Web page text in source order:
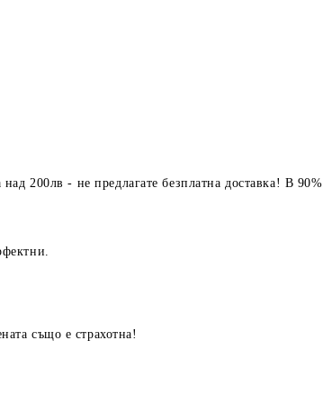
200лв - не предлагате безплатна доставка! В
също е страхотна!